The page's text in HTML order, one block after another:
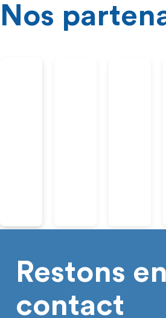
Nos
Restons en
contact